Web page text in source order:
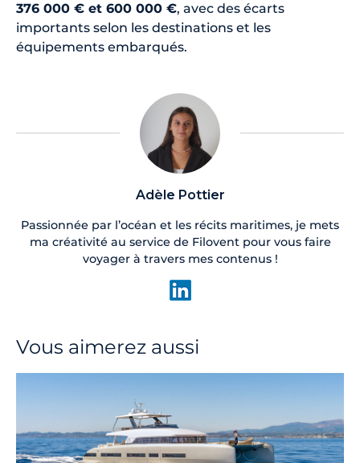
376 000 € et 600 000 €, avec des écarts
importants selon les destinations et les
équipements embarqués.
Adèle Pottier
Passionnée par l’océan et les récits maritimes, je mets
ma créativité au service de Filovent pour vous faire
voyager à travers mes contenus !
Vous aimerez aussi